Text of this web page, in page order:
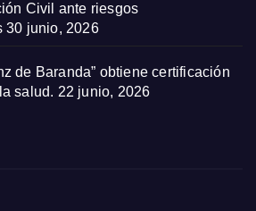
Civil ante riesgos
30 junio, 2026
de Baranda” obtiene certificación
salud. 22 junio, 2026